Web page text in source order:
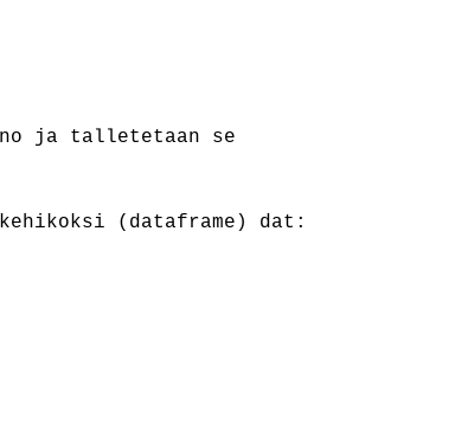
ja talletetaan se
(dataframe) dat: